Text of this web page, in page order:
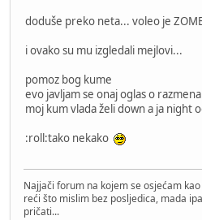
doduše preko neta... voleo je
i ovako su mu izgledali mejlovi...
pomoz bog kume
evo javljam se onaj oglas o razmena
moj kum vlada želi down a ja night
:roll:tako nekako
Najjači forum na kojem se osjećam
reći što mislim bez posljedica, mada
pričati...